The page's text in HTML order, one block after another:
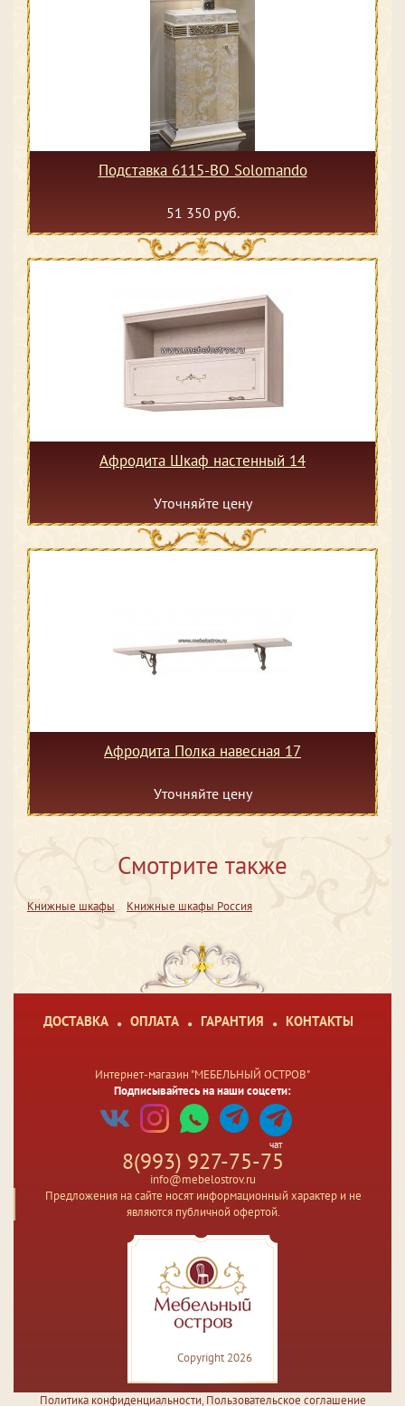
Подставка 6115-BO Solomando
51 350 руб.
Афродита Шкаф настенный 14
Уточняйте цену
Афродита Полка навесная 17
Уточняйте цену
Смотрите также
Книжные шкафы Книжные шкафы Россия
ДОСТАВКА ОПЛАТА ГАРАНТИЯ КОНТАКТЫ
Интернет-магазин "МЕБЕЛЬНЫЙ ОСТРОВ"
Подписывайтесь на наши соцсети:
чат
8(993) 927-75-75
info@mebelostrov.ru
Предложения на сайте носят информационный характер и не
являются публичной офертой.
Copyright 2026
Политика конфиденциальности, Пользовательское соглашение